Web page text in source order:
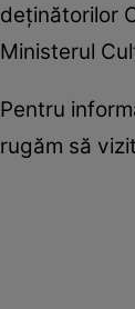
deţinătorilor
Ministerul
Pentru
rugăm să